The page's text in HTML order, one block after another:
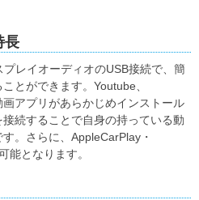
長
プレイオーディオのUSB接続で、簡
とができます。Youtube、
アプリがあらかじめインストール
続することで自身の持っている動
。さらに、AppleCarPlay・
能となります。